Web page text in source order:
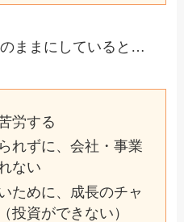
ままにしていると…
労する
れずに、会社・事業
ない
ために、成長のチャ
投資ができない）